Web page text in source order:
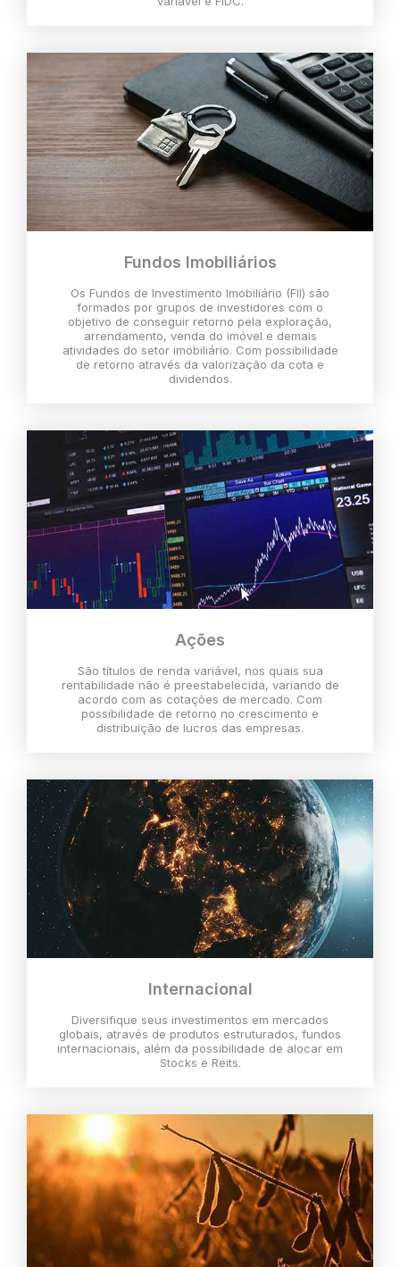
Fundos Imobiliários
Os Fundos de Investimento Imobiliário (FII) são
formados por grupos de investidores com o
objetivo de conseguir retorno pela exploração,
arrendamento, venda do imóvel e demais
atividades do setor imobiliário. Com possibilidade
de retorno através da valorização da cota e
dividendos.
Ações
São títulos de renda variável, nos quais sua
rentabilidade não é preestabelecida, variando de
acordo com as cotações de mercado. Com
possibilidade de retorno no crescimento e
distribuição de lucros das empresas.
Internacional
Diversifique seus investimentos em mercados
globais, através de produtos estruturados, fundos
internacionais, além da possibilidade de alocar em
Stocks e Reits.